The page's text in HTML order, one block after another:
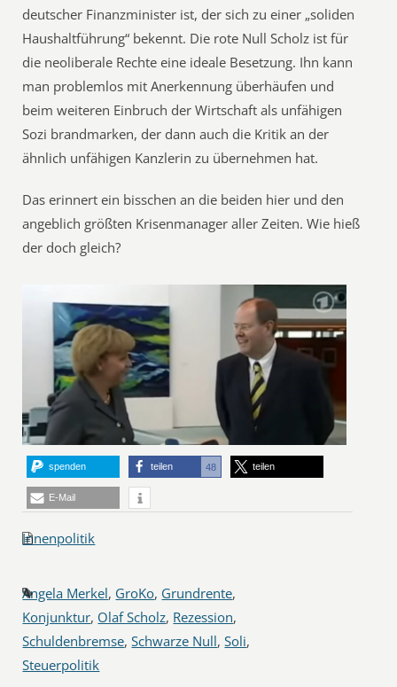
deutscher Finanzminister ist, der sich zu einer „soliden
Haushaltführung“ bekennt. Die rote Null Scholz ist für
die neoliberale Rechte eine ideale Besetzung. Ihn kann
man problemlos mit Anerkennung überhäufen und
beim weiteren Einbruch der Wirtschaft als unfähigen
Sozi brandmarken, der dann auch die Kritik an der
ähnlich unfähigen Kanzlerin zu übernehmen hat.
Das erinnert ein bisschen an die beiden hier und den
angeblich größten Krisenmanager aller Zeiten. Wie hieß
der doch gleich?
spenden teilen 48 teilen
E-Mail
Innenpolitik
Angela Merkel, GroKo, Grundrente,
Konjunktur, Olaf Scholz, Rezession,
Schuldenbremse,Schwarze Null,Soli,
Steuerpolitik